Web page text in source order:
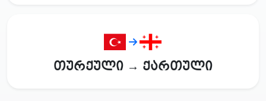
თურქული → ქართული